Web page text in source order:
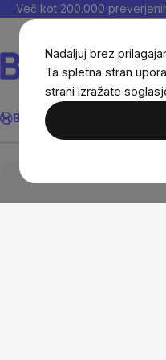
Nadaljuj brez
Ta spletna stran
strani izražate
Preskoči
Več kot 200.000
BrainMax®
Prehranska